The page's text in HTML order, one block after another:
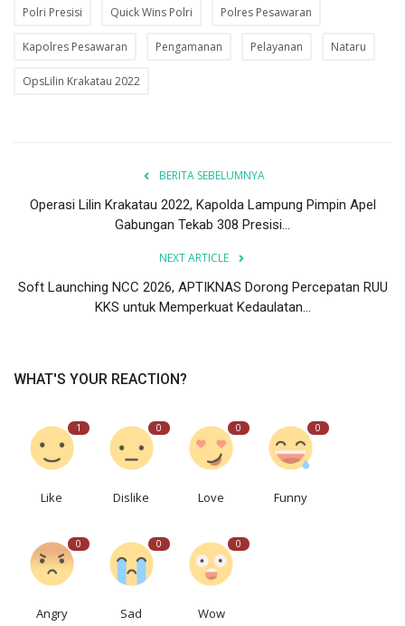
Polri Presisi Quick Wins Polri Polres Pesawaran
Kapolres Pesawaran Pengamanan Pelayanan Nataru
OpsLilin Krakatau 2022
BERITA SEBELUMNYA
Operasi Lilin Krakatau 2022, Kapolda Lampung Pimpin Apel
Gabungan Tekab 308 Presisi...
NEXT ARTICLE
Soft Launching NCC 2026, APTIKNAS Dorong Percepatan RUU
KKS untuk Memperkuat Kedaulatan...
WHAT'S YOUR REACTION?
1
Like
0
Dislike
0
Love
0
Funny
0
Angry
0
Sad
0
Wow